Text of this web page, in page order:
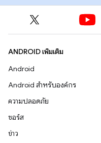
ANDROID เพิ่มเติม
Android
Android สำหรับองค์กร
ความปลอดภัย
ซอร์ส
ข่าว